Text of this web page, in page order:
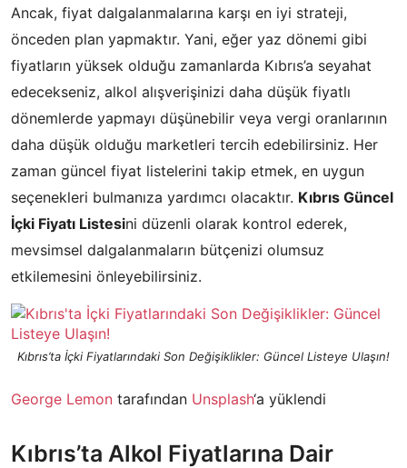
Ancak, fiyat dalgalanmalarına karşı en iyi strateji,
önceden plan yapmaktır. Yani, eğer yaz dönemi gibi
fiyatların yüksek olduğu zamanlarda Kıbrıs’a seyahat
edecekseniz, alkol alışverişinizi daha düşük fiyatlı
dönemlerde yapmayı düşünebilir veya vergi oranlarının
daha düşük olduğu marketleri tercih edebilirsiniz. Her
zaman güncel fiyat listelerini takip etmek, en uygun
seçenekleri bulmanıza yardımcı olacaktır. Kıbrıs Güncel
İçki Fiyatı Listesini düzenli olarak kontrol ederek,
mevsimsel dalgalanmaların bütçenizi olumsuz
etkilemesini önleyebilirsiniz.
Kıbrıs’ta İçki Fiyatlarındaki Son Değişiklikler: Güncel Listeye Ulaşın!
George Lemon tarafından Unsplash‘a yüklendi
Kıbrıs’ta Alkol Fiyatlarına Dair